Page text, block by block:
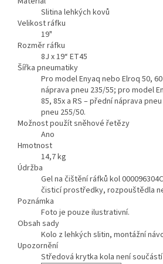
Slitina lehkých kovů
Velikost ráfku
19"
Rozměr ráfku
8J x 19“ ET45
Šířka pneumatiky
Pro model Enyaq nebo Elroq 50,
náprava pneu 235/55; pro model
85, 85x a RS – přední náprava
pneu 255/50.
Možnost použít sněhové řetězy
Ano
Hmotnost
14,7kg
Údržba
Gel na čištění ráfků kol
čisticí prostředky, rozpouštědla
Poznámka
Foto je pouze ilustrativní.
Obsah sady
Kolo z lehkých slitin, montážní
Upozornění
Středová krytka kola není